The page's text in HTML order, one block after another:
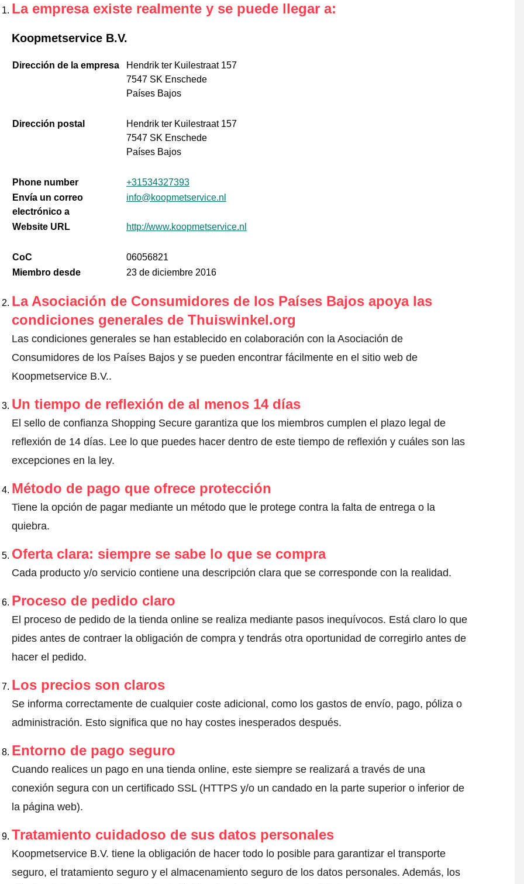
La empresa existe realmente y se puede llegar a:
Koopmetservice B.V.
Dirección de la empresa
Hendrik ter Kuilestraat 157
7547 SK Enschede
Países Bajos
Dirección postal
Hendrik ter Kuilestraat 157
7547 SK Enschede
Países Bajos
Phone number
+31534327393
Envía un correo
electrónico a
info@koopmetservice.nl
Website URL http://www.koopmetservice.nl
CoC
06056821
Miembro desde
23 de diciembre 2016
La Asociación de Consumidores de los Países Bajos apoya las
condiciones generales de Thuiswinkel.org
Las condiciones generales se han establecido en colaboración con la Asociación de
Consumidores de los Países Bajos y se pueden encontrar fácilmente en el sitio web de
Koopmetservice B.V..
Un tiempo de reflexión de al menos 14 días
El sello de confianza Shopping Secure garantiza que los miembros cumplen el plazo legal de
reflexión de 14 días. Lee lo que puedes hacer dentro de este tiempo de reflexión y cuáles son las
excepciones en la ley.
Método de pago que ofrece protección
Tiene la opción de pagar mediante un método que le protege contra la falta de entrega o la
quiebra.
Oferta clara: siempre se sabe lo que se compra
Cada producto y/o servicio contiene una descripción clara que se corresponde con la realidad.
Proceso de pedido claro
El proceso de pedido de la tienda online se realiza mediante pasos inequívocos. Está claro lo que
pides antes de contraer la obligación de compra y tendrás otra oportunidad de corregirlo antes de
hacer el pedido.
Los precios son claros
Se informa correctamente de cualquier coste adicional, como los gastos de envío, pago, póliza o
administración. Esto significa que no hay costes inesperados después.
Entorno de pago seguro
Cuando realices un pago en una tienda online, este siempre se realizará a través de una
conexión segura con un certificado SSL (HTTPS y/o un candado en la parte superior o inferior de
la página web).
Tratamiento cuidadoso de sus datos personales
Koopmetservice B.V. tiene la obligación de hacer todo lo posible para garantizar el transporte
seguro, el tratamiento seguro y el almacenamiento seguro de los datos personales. Además, los